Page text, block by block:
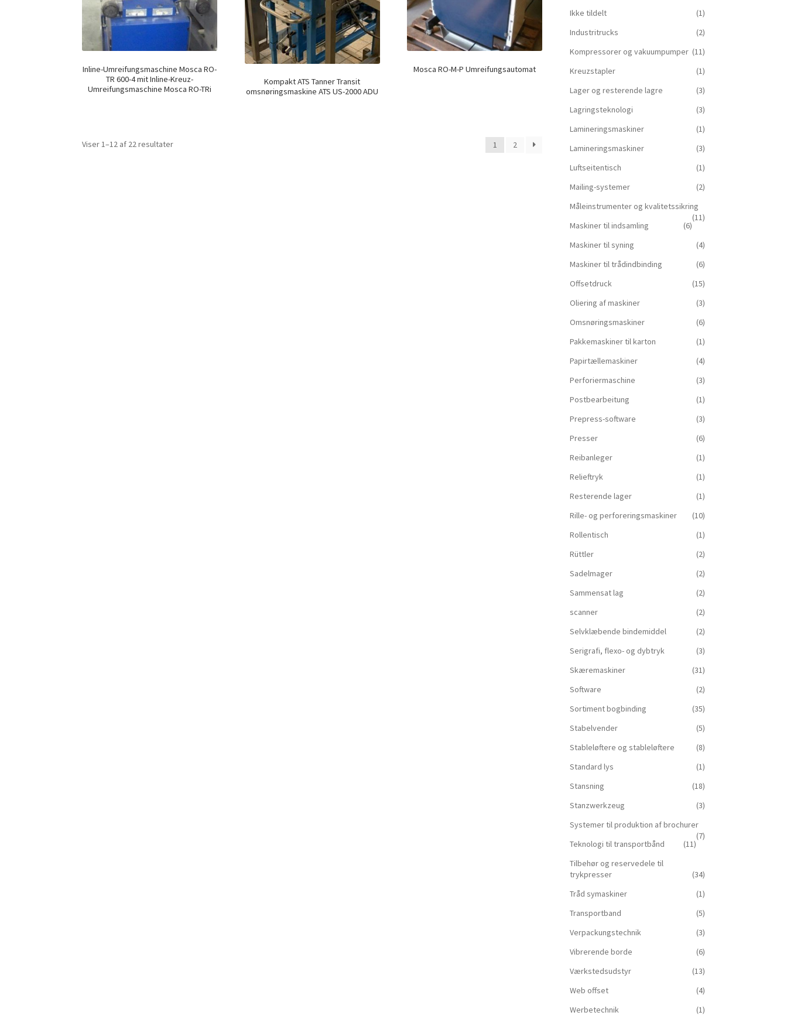
Inline-Umreifungsmaschine Mosca RO-
TR 600-4 mit Inline-Kreuz-
Umreifungsmaschine Mosca RO-TRi
Kompakt ATS Tanner Transit
omsnøringsmaskine ATS US-2000 ADU
Mosca RO-M-P Umreifungsautomat
Viser 1–12 af 22 resultater 1 2
Ikke tildelt
(1)
Industritrucks
(2)
Kompressorer og vakuumpumper (11)
Kreuzstapler
(1)
Lager og resterende lagre
(3)
Lagringsteknologi
(3)
Lamineringsmaskiner
(1)
Lamineringsmaskiner
(3)
Luftseitentisch
(1)
Mailing-systemer
(2)
Måleinstrumenter og kvalitetssikring
(11)
Maskiner til indsamling
(6)
Maskiner til syning
(4)
Maskiner til trådindbinding
(6)
Offsetdruck
(15)
Oliering af maskiner
(3)
Omsnøringsmaskiner
(6)
Pakkemaskiner til karton
(1)
Papirtællemaskiner
(4)
Perforiermaschine
(3)
Postbearbeitung
(1)
Prepress-software
(3)
Presser
(6)
Reibanleger
(1)
Relieftryk
(1)
Resterende lager
(1)
Rille- og perforeringsmaskiner
(10)
Rollentisch
(1)
Rüttler
(2)
Sadelmager
(2)
Sammensat lag
(2)
scanner
(2)
Selvklæbende bindemiddel
(2)
Serigrafi, flexo- og dybtryk
(3)
Skæremaskiner
(31)
Software
(2)
Sortiment bogbinding
(35)
Stabelvender
(5)
Stableløftere og stableløftere
(8)
Standard lys
(1)
Stansning
(18)
Stanzwerkzeug
(3)
Systemer til produktion af brochurer
(7)
Teknologi til transportbånd
(11)
Tilbehør og reservedele til
trykpresser
(34)
Tråd symaskiner
(1)
Transportband
(5)
Verpackungstechnik
(3)
Vibrerende borde
(6)
Værkstedsudstyr
(13)
Web offset
(4)
Werbetechnik
(1)